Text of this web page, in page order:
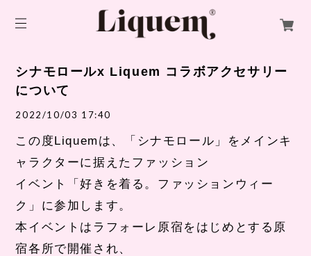
シナモロールx Liquem コラボアクセサリー
について
2022/10/03 17:40
この度Liquem は、「シナモロール」をメインキ
ャラクターに据えたファッション
イベント「好きを着る。ファッションウィー
ク」に参加します。
本イベントはラフォーレ原宿をはじめとする原
宿各所で開催され、